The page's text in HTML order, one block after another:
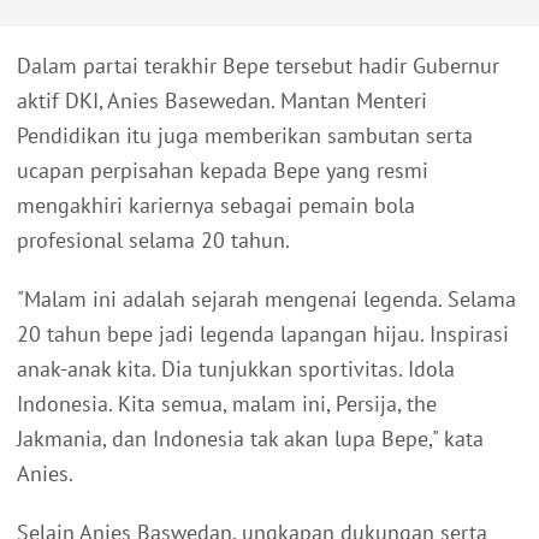
Dalam partai terakhir Bepe tersebut hadir Gubernur
aktif DKI, Anies Basewedan. Mantan Menteri
Pendidikan itu juga memberikan sambutan serta
ucapan perpisahan kepada Bepe yang resmi
mengakhiri kariernya sebagai pemain bola
profesional selama 20 tahun.
"Malam ini adalah sejarah mengenai legenda. Selama
20 tahun bepe jadi legenda lapangan hijau. Inspirasi
anak-anak kita. Dia tunjukkan sportivitas. Idola
Indonesia. Kita semua, malam ini, Persija, the
Jakmania, dan Indonesia tak akan lupa Bepe," kata
Anies.
Selain Anies Baswedan, ungkapan dukungan serta